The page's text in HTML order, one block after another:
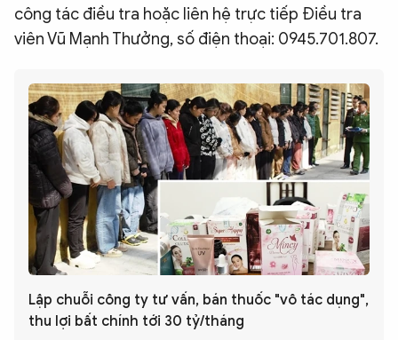
công tác điều tra hoặc liên hệ trực tiếp Điều tra
viên Vũ Mạnh Thưởng, số điện thoại: 0945.701.807.
Lập chuỗi công ty tư vấn, bán thuốc "vô tác dụng",
thu lợi bất chính tới 30 tỷ/tháng